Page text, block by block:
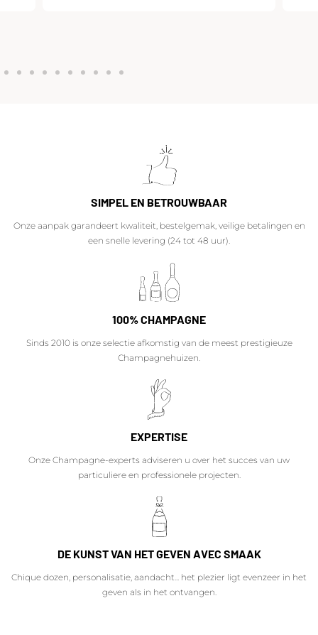
SIMPEL EN BETROUWBAAR
Onze aanpak garandeert kwaliteit, bestelgemak, veilige betalingen en
een snelle levering (24 tot 48 uur).
100% CHAMPAGNE
Sinds 2010 is onze selectie afkomstig van de meest prestigieuze
Champagnehuizen.
EXPERTISE
Onze Champagne-experts adviseren u over het succes van uw
particuliere en professionele projecten.
DE KUNST VAN HET GEVEN AVEC SMAAK
Chique dozen, personalisatie, aandacht... het plezier ligt evenzeer in het
geven als in het ontvangen.